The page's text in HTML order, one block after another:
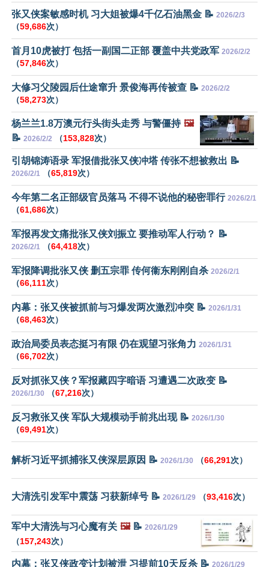
张又侠案敏感时机 习大姐被爆4千亿石油黑金 📝 2026/2/3
（59,686次）
首月10虎被打 包括一副国二正部 覆盖中共党政军 2026/2/2
（57,846次）
大修习父陵园后仕途窜升 景俊海再传被查 📝 2026/2/2
（58,273次）
杨兰兰1.8万澳元行头街头走秀 与警僵持 🖼️
📝 2026/2/2 （153,828次）
引胡锦涛语录 军报借批张又侠冲塔 传张不想被救出 📝
2026/2/1 （65,819次）
今年第二名正部级官员落马 不得不说他的秘密罪行 2026/2/1
（61,686次）
军报再发文痛批张又侠刘振立 要推动军人行动？ 📝
2026/2/1 （64,418次）
军报降调批张又侠 删五宗罪 传何衞东刚刚自杀 2026/2/1
（66,111次）
内幕：张又侠被抓前与习爆发两次激烈冲突 📝 2026/1/31
（68,463次）
政治局委员表态挺习有限 仍在观望习张角力 2026/1/31
（66,702次）
反对抓张又侠？军报藏四字暗语 习遭遇二次政变 📝
2026/1/30 （67,216次）
反习救张又侠 军队大规模动手前兆出现 📝 2026/1/30
（69,491次）
解析习近平抓捕张又侠深层原因 📝 2026/1/30 （66,291次）
大清洗引发军中震荡 习获新绰号 📝 2026/1/29 （93,416次）
军中大清洗与习心魔有关 🖼️📝 2026/1/29
（157,243次）
内幕：张又侠政变计划被泄 习提前10天反杀 📝 2026/1/29